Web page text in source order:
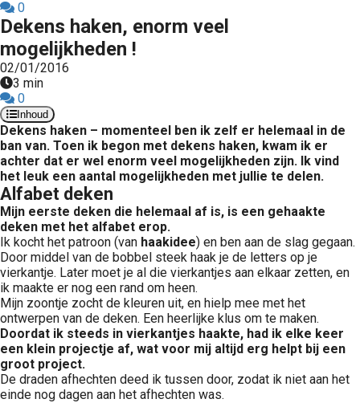
0
Dekens haken, enorm veel
mogelijkheden !
02/01/2016
3 min
0
Inhoud
Dekens haken – momenteel ben ik zelf er helemaal in de
ban van. Toen ik begon met dekens haken, kwam ik er
achter dat er wel enorm veel mogelijkheden zijn. Ik vind
het leuk een aantal mogelijkheden met jullie te delen.
Alfabet deken
Mijn eerste deken die helemaal af is, is een gehaakte
deken met het alfabet erop.
Ik kocht het patroon (van haakidee) en ben aan de slag gegaan.
Door middel van de bobbel steek haak je de letters op je
vierkantje. Later moet je al die vierkantjes aan elkaar zetten, en
ik maakte er nog een rand om heen.
Mijn zoontje zocht de kleuren uit, en hielp mee met het
ontwerpen van de deken. Een heerlijke klus om te maken.
Doordat ik steeds in vierkantjes haakte, had ik elke keer
een klein projectje af, wat voor mij altijd erg helpt bij een
groot project.
De draden afhechten deed ik tussen door, zodat ik niet aan het
einde nog dagen aan het afhechten was.